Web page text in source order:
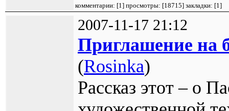
комментарии: [1] просмотры: [18715] закладки: [1]
2007-11-17 21:12
Приглашение на
(Rosinka)
Рассказ этот – о